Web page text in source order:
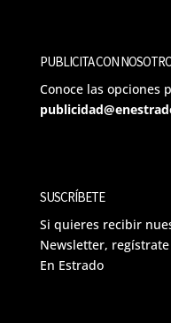
PUBLICITA CON
Conoce las opciones
SUSCRÍBETE
Si quieres recibir
Newsletter,
En Estrado